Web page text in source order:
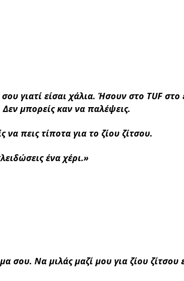
γιατί είσαι χάλια. Ήσουν στο TUF
μπορείς καν να παλέψεις.
πεις τίποτα για το ζίου ζίτσου.
ένα χέρι.»
σου. Να μιλάς μαζί μου για ζίου ζίτσου